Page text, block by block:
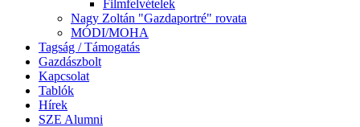
Filmfelvételek
Nagy Zoltán "Gazdaportré" rovata
MÓDI/MOHA
Tagság / Támogatás
Gazdászbolt
Kapcsolat
Tablók
Hírek
SZE Alumni